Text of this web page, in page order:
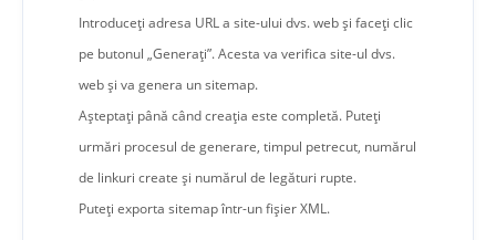
Introduceți adresa URL a site-ului dvs. web și faceți clic
pe butonul „Generați”. Acesta va verifica site-ul dvs.
web și va genera un sitemap.
Așteptați până când creația este completă. Puteți
urmări procesul de generare, timpul petrecut, numărul
de linkuri create și numărul de legături rupte.
Puteți exporta sitemap într-un fișier XML.